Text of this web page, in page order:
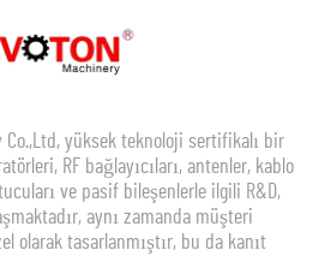
Co.,Ltd, yüksek teknoloji sertifikalı bir
RF bağlayıcıları, antenler, kablo
ve pasif bileşenlerle ilgili R&D,
aynı zamanda müşteri
olarak tasarlanmıştır, bu da kanıt